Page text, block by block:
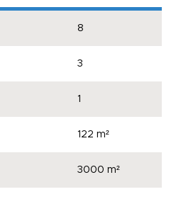
8
3
1
122 m²
3000 m²